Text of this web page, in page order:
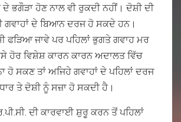
ਭਗੌੜਾ ਹੋਣ ਨਾਲ ਵੀ ਰੁਕਦੀ ਨਹੀਂ। ਦੋਸ਼ੀ ਦੀ
ਗਵਾਹਾਂ ਦੇ ਬਿਆਨ ਦਰਜ ਹੋ ਸਕਦੇ ਹਨ।
ਫੜਿਆ ਜਾਵੇ ਪਰ ਪਹਿਲਾਂ ਭੁਗਤੇ ਗਵਾਹ ਮਰ
ਹੋਰ ਵਿਸ਼ੇਸ਼ ਕਾਰਨ ਕਾਰਨ ਅਦਾਲਤ ਵਿੱਚ
ਹੋ ਸਕਣ ਤਾਂ ਅਜਿਹੇ ਗਵਾਹਾਂ ਦੇ ਪਹਿਲਾਂ ਦਰਜ
ਤੇ ਦੋਸ਼ੀ ਨੂੰ ਸਜ਼ਾ ਹੋ ਸਕਦੀ ਹੈ।
ਦੀ ਕਾਰਵਾਈ ਸ਼ੁਰੂ ਕਰਨ ਤੋਂ ਪਹਿਲਾਂ